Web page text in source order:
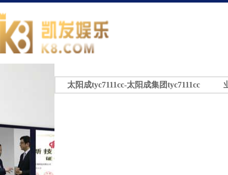
太阳成tyc7111cc-太阳成集团tyc7111cc